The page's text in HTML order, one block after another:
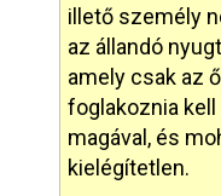
illető személy
az állandó
amely csak az
foglakoznia kell
magával, és
kielégítetlen.